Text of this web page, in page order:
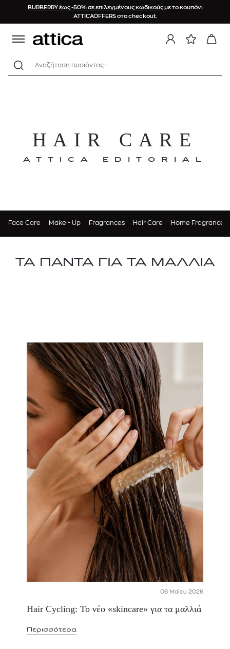
BURBERRY έως -50% σε επιλεγμένους κωδικούςμε το κουπόνι
ATTICAOFFERS στο checkout.
Αναζήτηση προϊόντος :
HAIR CARE
ATTICA EDITORIAL
Face Care Make - Up Fragrances Hair Care Home Fragrances
ΤΑ ΠΑΝΤΑ ΓΙΑ ΤΑ ΜΑΛΛΙΑ
06 Μαΐου 2026
Hair Cycling: Το νέο «skincare» για τα μαλλιά
Περισσότερα